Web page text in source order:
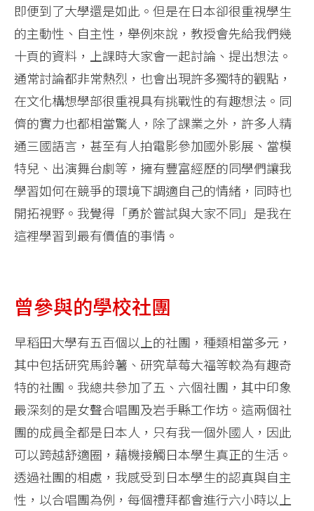
即便到了大學還是如此。但是在日本卻很重視學生
的主動性、自主性，舉例來說，教授會先給我們幾
十頁的資料，上課時大家會一起討論、提出想法。
通常討論都非常熱烈，也會出現許多獨特的觀點，
在文化構想學部很重視具有挑戰性的有趣想法。同
儕的實力也都相當驚人，除了課業之外，許多人精
通三國語言，甚至有人拍電影參加國外影展、當模
特兒、出演舞台劇等，擁有豐富經歷的同學們讓我
學習如何在競爭的環境下調適自己的情緒，同時也
開拓視野。我覺得「勇於嘗試與大家不同」是我在
這裡學習到最有價值的事情。
曾參與的學校社團
早稻田大學有五百個以上的社團，種類相當多元，
其中包括研究馬鈴薯、研究草莓大福等較為有趣奇
特的社團。我總共參加了五、六個社團，其中印象
最深刻的是女聲合唱團及岩手縣工作坊。這兩個社
團的成員全都是日本人，只有我一個外國人，因此
可以跨越舒適圈，藉機接觸日本學生真正的生活。
透過社團的相處，我感受到日本學生的認真與自主
性，以合唱團為例，每個禮拜都會進行六小時以上